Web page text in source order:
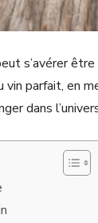
s’avérer
vin parfait, en
dans